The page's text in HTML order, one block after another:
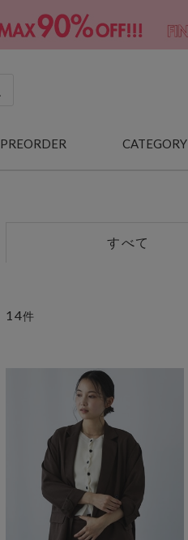
PREORDER CATEGORY
すべて
14件